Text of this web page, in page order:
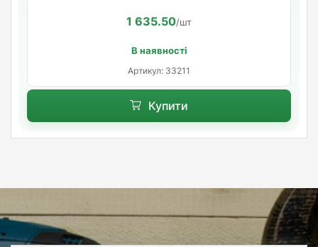
1 635.50/шт
В наявності
Артикул: 33211
Купити